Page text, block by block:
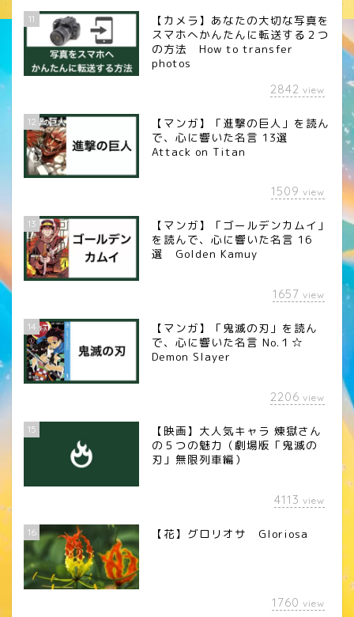
11
【カメラ】あなたの大切な写真を
スマホへかんたんに転送する２つ
の方法 How to transfer
photos
2842 view
12
【マンガ】「進撃の巨人」を読ん
で、心に響いた名言 13選
Attack on Titan
1509 view
13
【マンガ】「ゴールデンカムイ」
を読んで、心に響いた名言 16
選 Golden Kamuy
1657 view
14
【マンガ】「鬼滅の刃」を読ん
で、心に響いた名言 No.１☆
Demon Slayer
2206 view
15
【映画】大人気キャラ 煉󠄁獄さん
の５つの魅力（劇場版「鬼滅の
刃」無限列車編）
4113 view
16 【花】グロリオサ Gloriosa
1760 view